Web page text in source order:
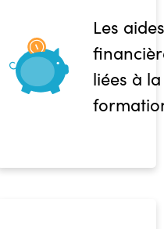
Les aides
liées à la